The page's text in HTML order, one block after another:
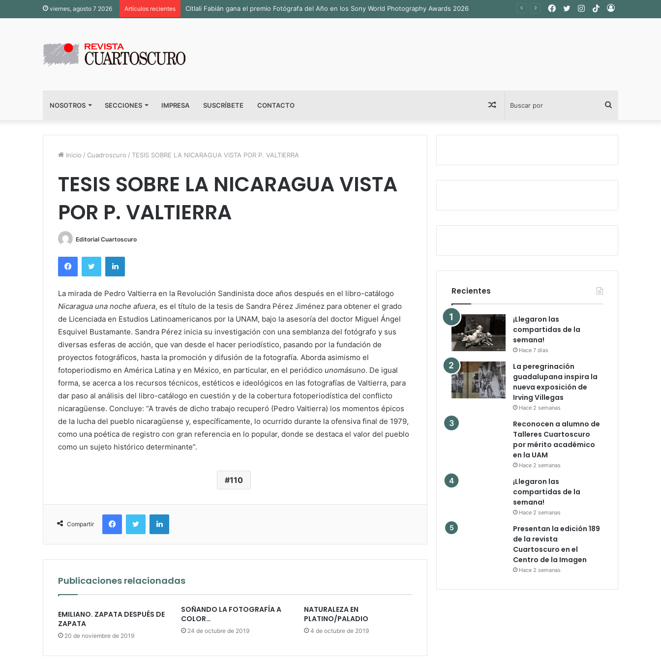
viernes, agosto 7 2026 Artículos recientes Citlali Fabián gana el premio Fotógrafa del Año en los Sony World Photography Awards 2026 Acceso
TikTok
Instagram
Twitter
Facebook
NOSOTROS SECCIONES IMPRESA SUSCRÍBETE CONTACTO
por
Publicación
al
azar
Inicio / Cuadroscuro / TESIS SOBRE LA NICARAGUA VISTA POR P. VALTIERRA
TESIS SOBRE LA NICARAGUA VISTA
POR P. VALTIERRA
Editorial Cuartoscuro
FacebookTwitter LinkedIn
La mirada de Pedro Valtierra en la Revolución Sandinista doce años después en el libro-catálogo
Nicaragua una noche afuera, es el título de la tesis de Sandra Pérez Jiménez para obtener el grado
de Licenciada en Estudios Latinoamericanos por la UNAM, bajo la asesoría del doctor Miguel Ángel
Esquivel Bustamante. Sandra Pérez inicia su investigación con una semblanza del fotógrafo y sus
diversas esferas de acción, que van desde el hacer periodístico, pasando por la fundación de
proyectos fotográficos, hasta la promoción y difusión de la fotografía. Aborda asimismo el
fotoperiodismo en América Latina y en México, en particular, en el periódico unomásuno. De igual
forma, se acerca a los recursos técnicos, estéticos e ideológicos en las fotografías de Valtierra, para
dar paso al análisis del libro-catálogo en cuestión y de la cobertura fotoperiodística del conflicto
nicaragüense. Concluye: “A través de dicho trabajo recuperó (Pedro Valtierra) los momentos épicos
de la lucha del pueblo nicaragüense y, específicamente, lo ocurrido durante la ofensiva final de 1979,
como una poética de registro con gran referencia en lo popular, donde se destaca el valor del pueblo
como un sujeto histórico determinante”.
110
Compartir
FacebookTwitter LinkedIn
Publicaciones relacionadas
EMILIANO. ZAPATA DESPUÉS DE
ZAPATA
20 de noviembre de 2019
SOÑANDO LA FOTOGRAFÍA A
COLOR…
24 de octubre de 2019
NATURALEZA EN
PLATINO/PALADIO
4 de octubre de 2019
Recientes
¡Llegaron las
compartidas de la
semana!
Hace 7 días
La peregrinación
guadalupana inspira la
nueva exposición de
Irving Villegas
Hace 2 semanas
Reconocen a alumno de
Talleres Cuartoscuro
por mérito académico
en la UAM
Hace 2 semanas
¡Llegaron las
compartidas de la
semana!
Hace 2 semanas
Presentan la edición 189
de la revista
Cuartoscuro en el
Centro de la Imagen
Hace 2 semanas